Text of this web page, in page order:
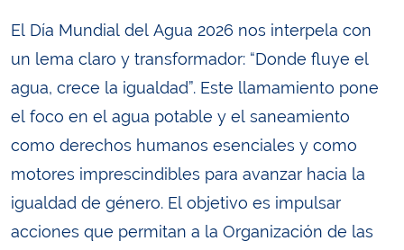
El Día Mundial del Agua 2026 nos interpela con
un lema claro y transformador: “Donde fluye el
agua, crece la igualdad”. Este llamamiento pone
el foco en el agua potable y el saneamiento
como derechos humanos esenciales y como
motores imprescindibles para avanzar hacia la
igualdad de género. El objetivo es impulsar
acciones que permitan a la Organización de las